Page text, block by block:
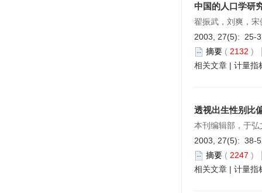
中国的人口学研
翟振武，刘爽，
2003, 27(5): 25-
摘要 ( 2132 )
相关文章 | 计量指
透视出生性别比
本刊编辑部，于
2003, 27(5): 38-
摘要 ( 2247 )
相关文章 | 计量指